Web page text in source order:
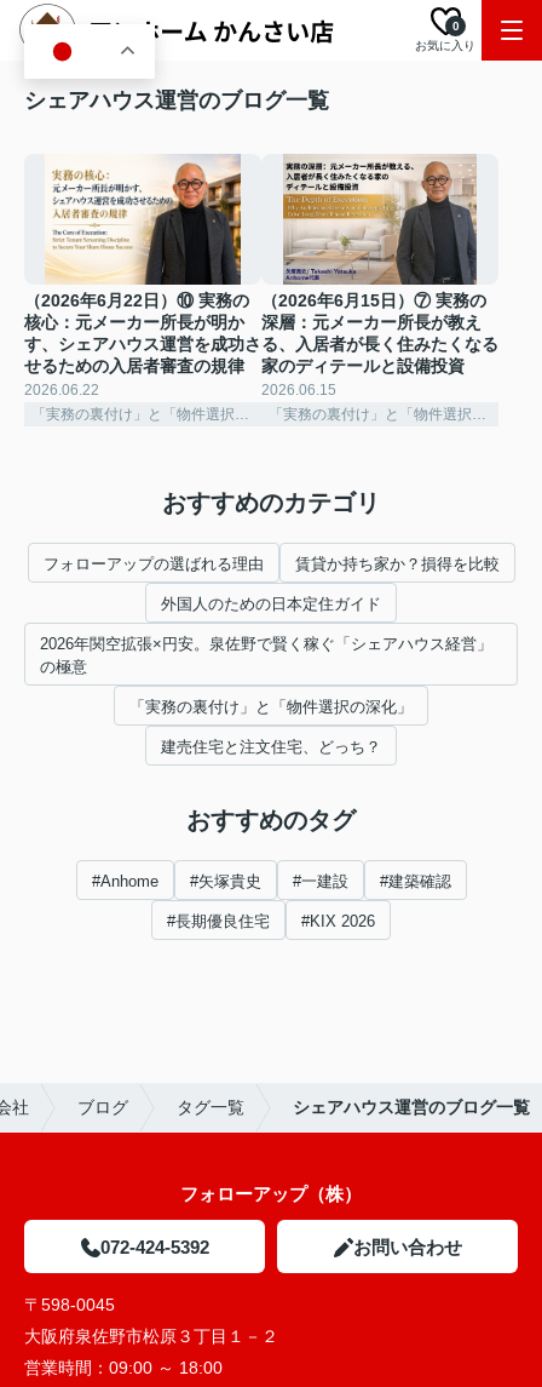
お気に入り
0
シェアハウス運営のブログ一覧
（2026年6月22日）⑩ 実務の
核心：元メーカー所長が明か
す、シェアハウス運営を成功さ
せるための入居者審査の規律
2026.06.22
（2026年6月15日）⑦ 実務の
深層：元メーカー所長が教え
る、入居者が長く住みたくなる
家のディテールと設備投資
2026.06.15
おすすめのカテゴリ
フォローアップの選ばれる理由 賃貸か持ち家か？損得を比較
外国人のための日本定住ガイド
2026年関空拡張×円安。泉佐野で賢く稼ぐ「シェアハウス経営」
の極意
「実務の裏付け」と「物件選択の深化」
建売住宅と注文住宅、どっち？
おすすめのタグ
#Anhome #矢塚貴史 #一建設 #建築確認
#長期優良住宅 #KIX 2026
社 ブログ タグ一覧 シェアハウス運営のブログ一覧
フォローアップ（株）
072-424-5392 お問い合わせ
〒598-0045
大阪府泉佐野市松原３丁目１－２
営業時間： 09:00 ～ 18:00